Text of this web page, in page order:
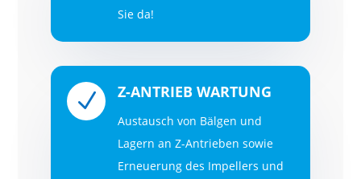
Sie da!
N Z-ANTRIEB WARTUNG
Austausch von Bälgen und
Lagern an Z-Antrieben sowie
Erneuerung des Impellers und